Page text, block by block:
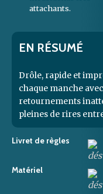
attachants.
EN RÉSUMÉ
Drôle, rapide et
chaque manche
retournements
pleines de rires
Livret de règles
Matériel